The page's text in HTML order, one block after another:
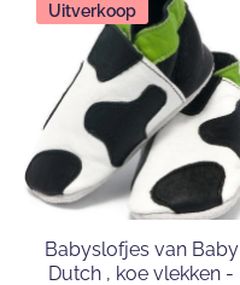
Uitverkoop
Babyslofjes van Baby
Dutch , koe vlekken -